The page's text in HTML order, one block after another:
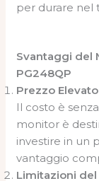
per durare nel
Svantaggi del
PG248QP
Prezzo Elevato
Il costo è
monitor è
investire in un
vantaggio
Limitazioni del